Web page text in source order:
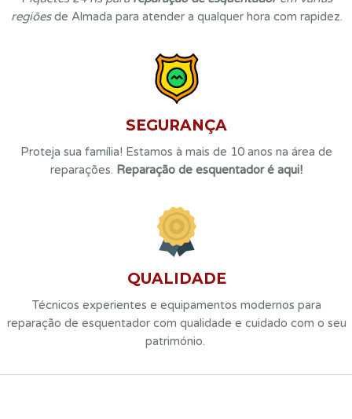
regiõesde Almada para atender a qualquer hora com rapidez.
SEGURANÇA
Proteja sua família! Estamos à mais de 10 anos na área de
reparações. Reparação de esquentador é aqui!
QUALIDADE
Técnicos experientes e equipamentos modernos para
reparação de esquentador com qualidade e cuidado com o seu
património.